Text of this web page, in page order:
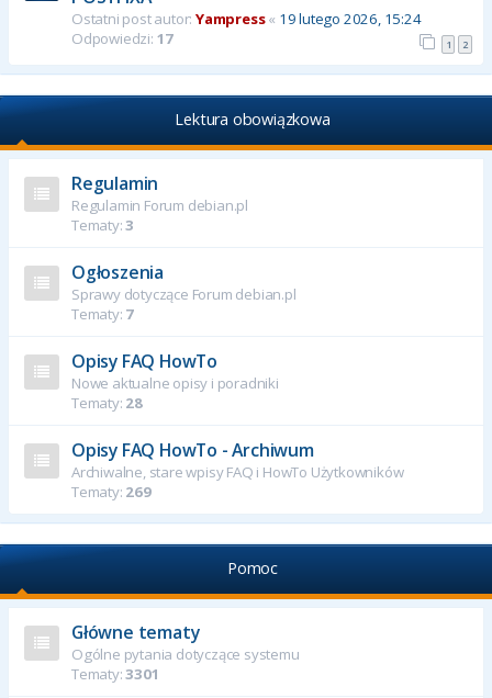
Ostatni post autor: Yampress« 19 lutego 2026, 15:24
Odpowiedzi: 17 1 2
Lektura obowiązkowa
Regulamin
Regulamin Forum debian.pl
Tematy:3
Ogłoszenia
Sprawy dotyczące Forum debian.pl
Tematy: 7
Opisy FAQ HowTo
Nowe aktualne opisy i poradniki
Tematy: 28
Opisy FAQ HowTo - Archiwum
Archiwalne, stare wpisy FAQ i HowTo Użytkowników
Tematy: 269
Pomoc
Główne tematy
Ogólne pytania dotyczące systemu
Tematy:3301